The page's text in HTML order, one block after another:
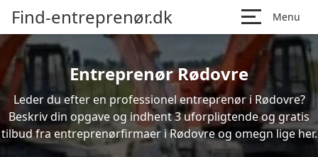
Find-entreprenør.dk Menu
Entreprenør Rødovre
Leder du efter en professionel entreprenør i Rødovre?
Beskriv din opgave og indhent 3 uforpligtende og gratis
tilbud fra entreprenørfirmaer i Rødovre og omegn lige her.